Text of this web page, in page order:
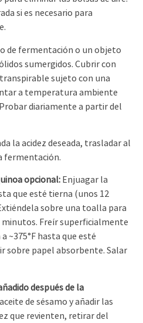
si es necesario para
de fermentación o un objeto
sumergidos. Cubrir con
sujeto con una
a temperatura ambiente
diariamente a partir del
la acidez deseada, trasladar al
fermentación.
opcional: Enjuagar la
que esté tierna (unos 12
sobre una toalla para
minutos. Freír superficialmente
~375°F hasta que esté
sobre papel absorbente. Salar
después de la
de sésamo y añadir las
que revienten, retirar del